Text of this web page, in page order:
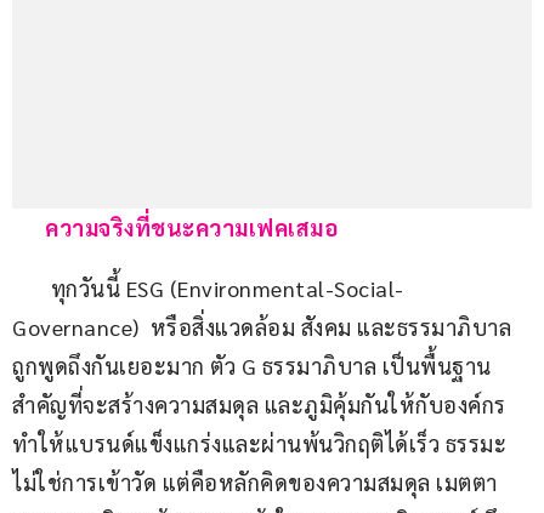
ความจริงที่ชนะความเฟคเสมอ
ทุกวันนี้ ESG (Environmental-Social-
Governance)  หรือสิ่งแวดล้อม สังคม และธรรมาภิบาล
ถูกพูดถึงกันเยอะมาก ตัว G ธรรมาภิบาล เป็นพื้นฐาน
สำคัญที่จะสร้างความสมดุล และภูมิคุ้มกันให้กับองค์กร
ทำให้แบรนด์แข็งแกร่งและผ่านพ้นวิกฤติได้เร็ว ธรรมะ
ไม่ใช่การเข้าวัด แต่คือหลักคิดของความสมดุล เมตตา